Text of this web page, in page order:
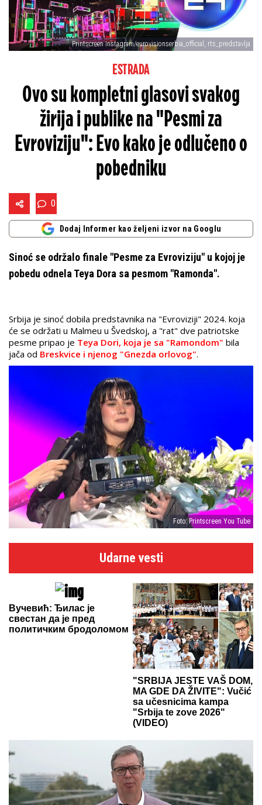
Printscreen Instagram/eurovisionserbia_official, rts_predstavlja
ESTRADA
Ovo su kompletni glasovi svakog
žirija i publike na "Pesmi za
Evroviziju": Evo kako je odlučeno o
pobedniku
0
Dodaj Informer kao željeni izvor na Googlu
Sinoć se održalo finale "Pesme za Evroviziju" u kojoj je
pobedu odnela Teya Dora sa pesmom "Ramonda".
Srbija je sinoć dobila predstavnika na "Evroviziji" 2024. koja
će se održati u Malmeu u Švedskoj, a "rat" dve patriotske
pesme pripao je Teya Dori, koja je sa "Ramondom" bila
jača od Breskvice i njenog "Gnezda orlovog".
Foto: Printscreen You Tube
Udarne vesti
Вучевић: Ђилас је
свестан да је пред
политичким бродоломом
"SRBIJA JESTE VAŠ DOM,
MA GDE DA ŽIVITE": Vučić
sa učesnicima kampa
"Srbija te zove 2026"
(VIDEO)